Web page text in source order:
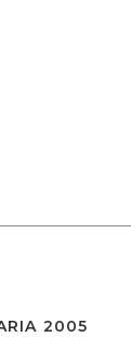
2005